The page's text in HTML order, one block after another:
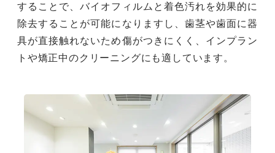
することで、バイオフィルムと着色汚れを効果的に
除去することが可能になりますし、歯茎や歯面に器
具が直接触れないため傷がつきにくく、インプラン
トや矯正中のクリーニングにも適しています。